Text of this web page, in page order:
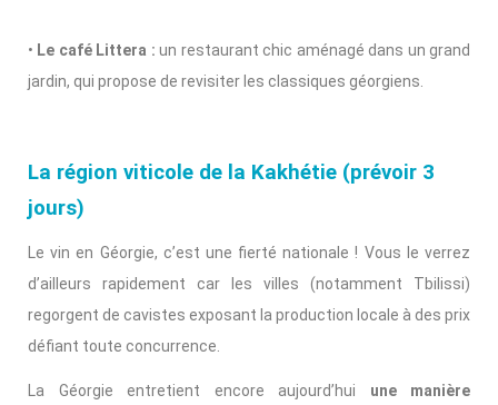
• Le café Littera : un restaurant chic aménagé dans un grand
jardin, qui propose de revisiter les classiques géorgiens.
La région viticole de la Kakhétie (prévoir 3
jours)
Le vin en Géorgie, c’est une fierté nationale ! Vous le verrez
d’ailleurs rapidement car les villes (notamment Tbilissi)
regorgent de cavistes exposant la production locale à des prix
défiant toute concurrence.
La Géorgie entretient encore aujourd’hui une manière